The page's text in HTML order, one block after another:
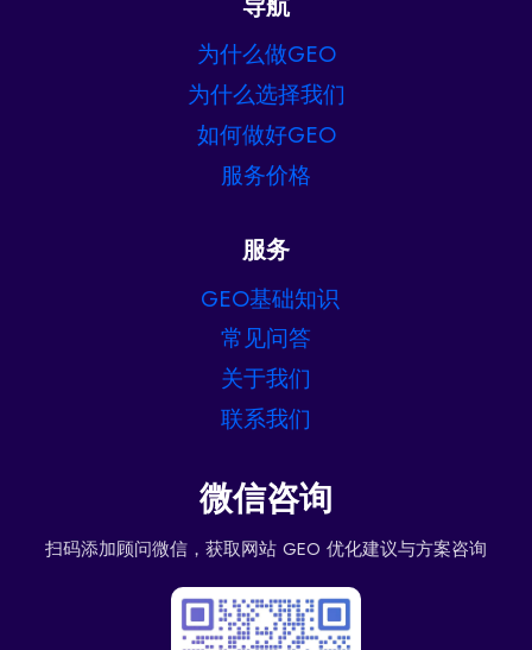
为什么做GEO
为什么选择我们
如何做好GEO
服务价格
服务
GEO基础知识
常见问答
关于我们
联系我们
微信咨询
扫码添加顾问微信，获取网站 GEO 优化建议与方案咨询